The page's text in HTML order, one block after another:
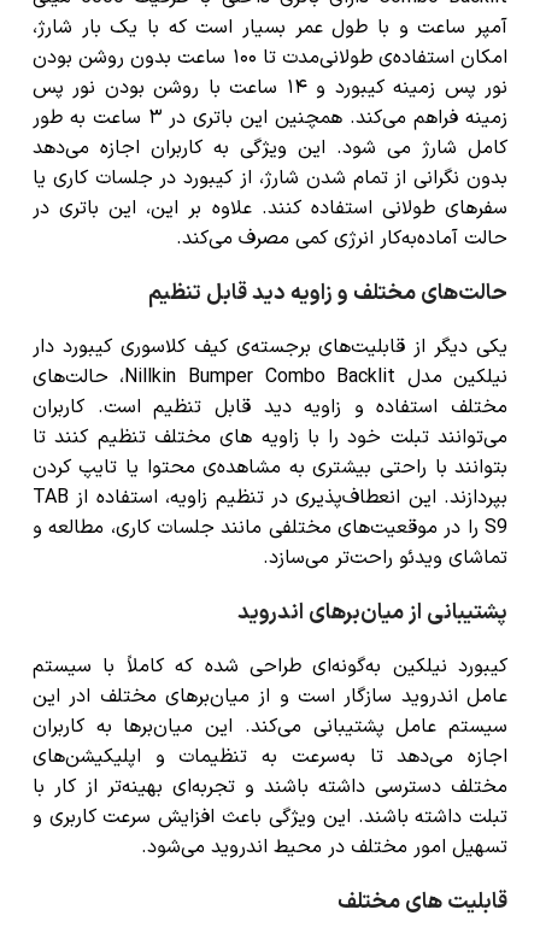
آمپر ساعت و با طول عمر بسیار است که با یک بار شارژ،
امکان استفاده‌ی طولانی‌مدت تا ۱۰۰ ساعت بدون روشن بودن
نور پس زمینه کیبورد و ۱۴ ساعت با روشن بودن نور پس
زمینه فراهم می‌کند. همچنین این باتری در ۳ ساعت به طور
کامل شارژ می شود. این ویژگی به کاربران اجازه می‌دهد
بدون نگرانی از تمام شدن شارژ، از کیبورد در جلسات کاری یا
سفرهای طولانی استفاده کنند. علاوه بر این، این باتری در
حالت آماده‌به‌کار انرژی کمی مصرف می‌کند.
حالت‌های مختلف و زاویه دید قابل تنظیم
یکی دیگر از قابلیت‌های برجسته‌ی کیف کلاسوری کیبورد دار
نیلکین مدل Nillkin Bumper Combo Backlit، حالت‌های
مختلف استفاده و زاویه دید قابل تنظیم است. کاربران
می‌توانند تبلت خود را با زاویه های مختلف تنظیم کنند تا
بتوانند با راحتی بیشتری به مشاهده‌ی محتوا یا تایپ کردن
بپردازند. این انعطاف‌پذیری در تنظیم زاویه، استفاده از TAB
S9 را در موقعیت‌های مختلفی مانند جلسات کاری، مطالعه و
تماشای ویدئو راحت‌تر می‌سازد.
پشتیبانی از میان‌برهای اندروید
کیبورد نیلکین به‌گونه‌ای طراحی شده که کاملاً با سیستم
عامل اندروید سازگار است و از میان‌برهای مختلف ادر این
سیستم عامل پشتیبانی می‌کند. این میان‌برها به کاربران
اجازه می‌دهد تا به‌سرعت به تنظیمات و اپلیکیشن‌های
مختلف دسترسی داشته باشند و تجربه‌ای بهینه‌تر از کار با
تبلت داشته باشند. این ویژگی باعث افزایش سرعت کاربری و
تسهیل امور مختلف در محیط اندروید می‌شود.
قابلیت های مختلف